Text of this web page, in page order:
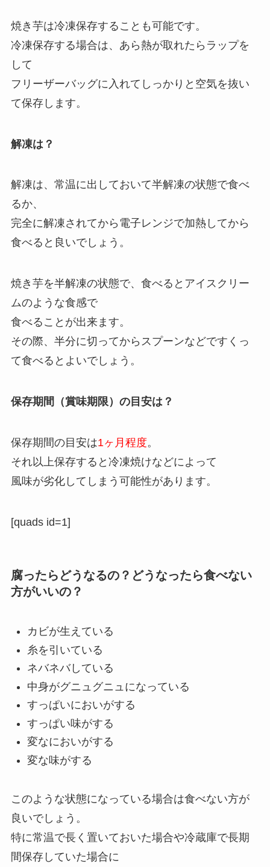
焼き芋は冷凍保存することも可能です。
冷凍保存する場合は、あら熱が取れたらラップを
して
フリーザーバッグに入れてしっかりと空気を抜い
て保存します。
解凍は？
解凍は、常温に出しておいて半解凍の状態で食べ
るか、
完全に解凍されてから電子レンジで加熱してから
食べると良いでしょう。
焼き芋を半解凍の状態で、食べるとアイスクリー
ムのような食感で
食べることが出来ます。
その際、半分に切ってからスプーンなどですくっ
て食べるとよいでしょう。
保存期間（賞味期限）の目安は？
保存期間の目安は1ヶ月程度。
それ以上保存すると冷凍焼けなどによって
風味が劣化してしまう可能性があります。
[quads id=1]
腐ったらどうなるの？どうなったら食べない
方がいいの？
カビが生えている
糸を引いている
ネバネバしている
中身がグニュグニュになっている
すっぱいにおいがする
すっぱい味がする
変なにおいがする
変な味がする
このような状態になっている場合は食べない方が
良いでしょう。
特に常温で長く置いておいた場合や冷蔵庫で長期
間保存していた場合に